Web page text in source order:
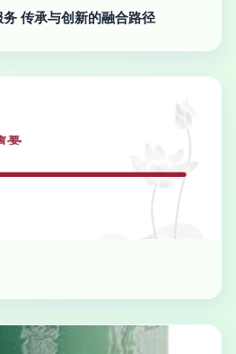
传承与创新的融合路径